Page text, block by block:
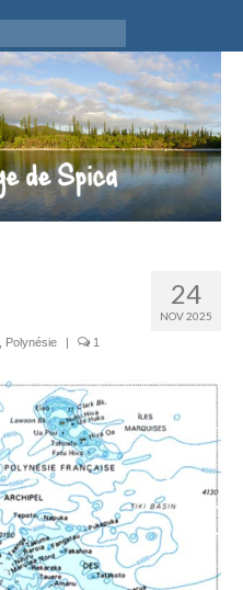
24
NOV 2025
Polynésie | 1